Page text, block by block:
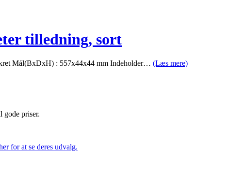
tilledning, sort
Mål(BxDxH) : 557x44x44 mm Indeholder… (Læs mere)
gode priser.
for at se deres udvalg.